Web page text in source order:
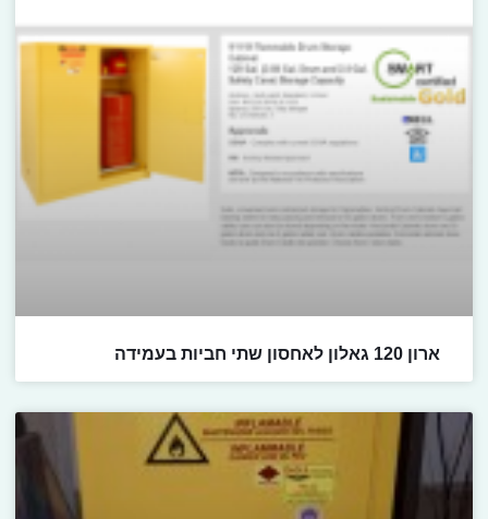
ארון 120 גאלון לאחסון שתי חביות בעמידה